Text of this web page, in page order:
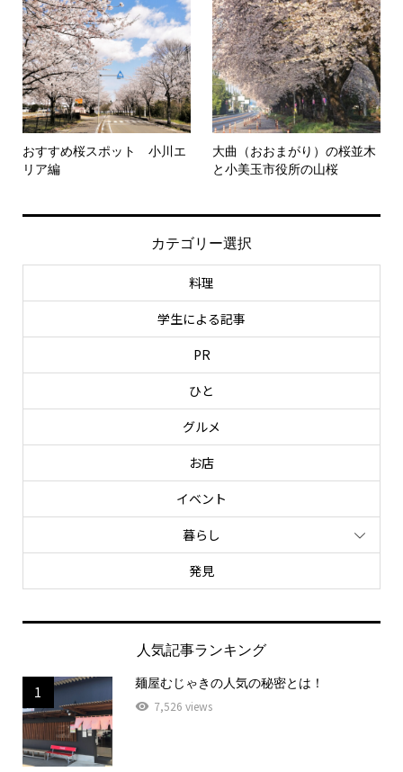
おすすめ桜スポット 小川エ
リア編
大曲（おおまがり）の桜並木
と小美玉市役所の山桜
カテゴリー選択
料理
学生による記事
PR
ひと
グルメ
お店
イベント
暮らし
発見
人気記事ランキング
1
麺屋むじゃきの人気の秘密とは！
7,526 views